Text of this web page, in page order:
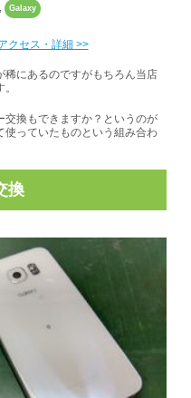
, Galaxy
クセス・詳細 >>
稀にあるのですがもちろん当店
交換もできますか？というのが
使っていたものという組み合わ
換